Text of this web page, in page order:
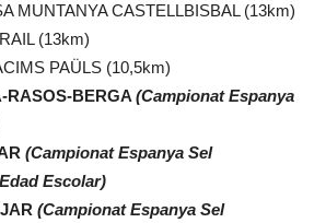
MUNTANYA CASTELLBISBAL (13km)
(13km)
PAÜLS (10,5km)
RASOS-BERGA (Campionat Espanya
(Campionat Espanya Sel
Escolar)
(Campionat Espanya Sel